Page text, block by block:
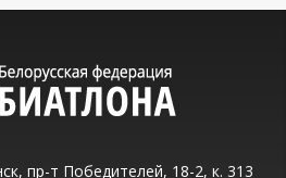
пр-т Победителей, 18-2, к. 313